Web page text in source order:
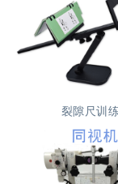
裂隙尺训练